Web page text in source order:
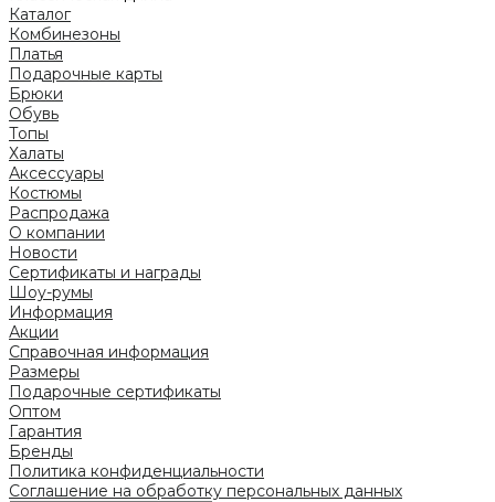
Каталог
Комбинезоны
Платья
Подарочные карты
Брюки
Обувь
Топы
Халаты
Аксессуары
Костюмы
Распродажа
О компании
Новости
Сертификаты и награды
Шоу-румы
Информация
Акции
Справочная информация
Размеры
Подарочные сертификаты
Оптом
Гарантия
Бренды
Политика конфиденциальности
Соглашение на обработку персональных данных